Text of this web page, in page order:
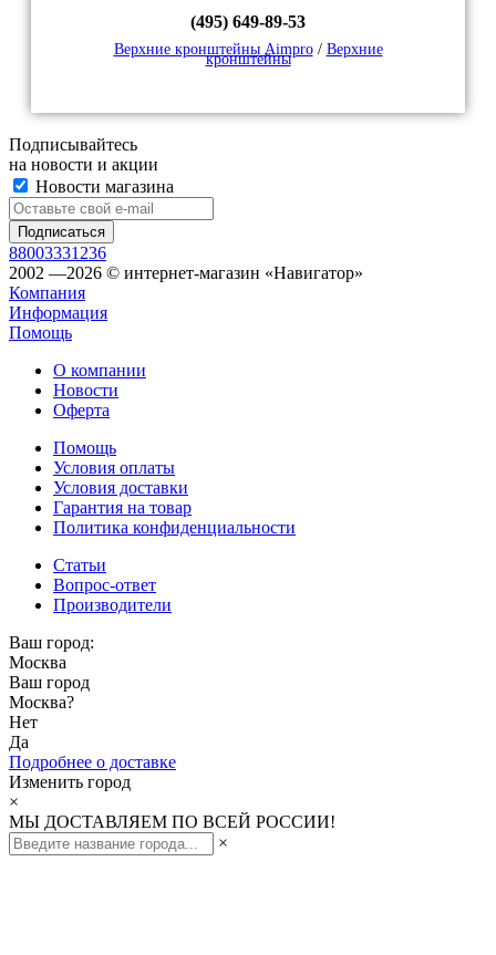
(495) 649-89-53
Верхние кронштейны Aimpro/ Верхние
кронштейны
Подписывайтесь
на новости и акции
Новости магазина
88003331236
2002 —2026 © интернет-магазин «Навигатор»
Компания
Информация
Помощь
О компании
Новости
Оферта
Помощь
Условия оплаты
Условия доставки
Гарантия на товар
Политика конфиденциальности
Статьи
Вопрос-ответ
Производители
Ваш город:
Москва
Ваш город
Москва?
Нет
Да
Подробнее о доставке
Изменить город
×
МЫ ДОСТАВЛЯЕМ ПО ВСЕЙ РОССИИ!
×